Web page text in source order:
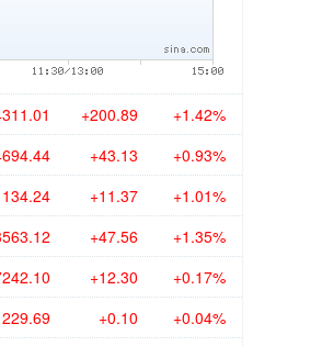
+200.89 +1.42%
+43.13 +0.93%
+11.37 +1.01%
+47.56 +1.35%
+12.30 +0.17%
229.69 +0.10 +0.04%